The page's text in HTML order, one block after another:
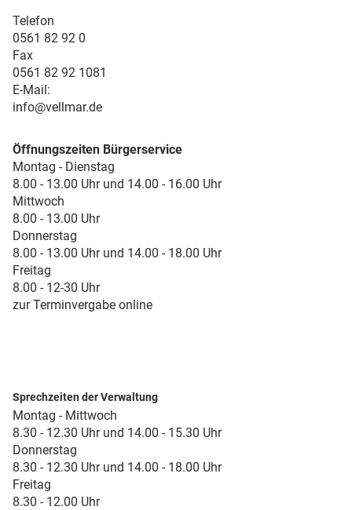
Telefon
0561 82 92 0
Fax
0561 82 92 1081
E-Mail:
info@vellmar.de
Öffnungszeiten Bürgerservice
Montag - Dienstag
8.00 - 13.00 Uhr und 14.00 - 16.00 Uhr
Mittwoch
8.00 - 13.00 Uhr
Donnerstag
8.00 - 13.00 Uhr und 14.00 - 18.00 Uhr
Freitag
8.00 - 12-30 Uhr
zur Terminvergabe online
Sprechzeiten der Verwaltung
Montag - Mittwoch
8.30 - 12.30 Uhr und 14.00 - 15.30 Uhr
Donnerstag
8.30 - 12.30 Uhr und 14.00 - 18.00 Uhr
Freitag
8.30 - 12.00 Uhr